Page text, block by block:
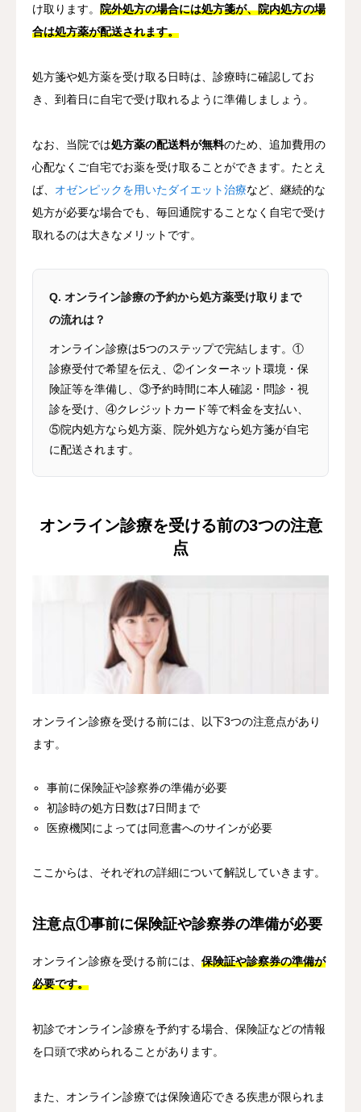
け取ります。 院外処方の場合には処方箋が、院内処方の場
合は処方薬が配送されます。
処方箋や処方薬を受け取る日時は、診療時に確認してお
き、到着日に自宅で受け取れるように準備しましょう。
なお、当院では処方薬の配送料が無料のため、追加費用の
心配なくご自宅でお薬を受け取ることができます。たとえ
ば、 オゼンピックを用いたダイエット治療など、継続的な
処方が必要な場合でも、毎回通院することなく自宅で受け
取れるのは大きなメリットです。
Q. オンライン診療の予約から処方薬受け取りまで
の流れは？
オンライン診療は5つのステップで完結します。①
診療受付で希望を伝え、②インターネット環境・保
険証等を準備し、③予約時間に本人確認・問診・視
診を受け、④クレジットカード等で料金を支払い、
⑤院内処方なら処方薬、院外処方なら処方箋が自宅
に配送されます。
オンライン診療を受ける前の3つの注意
点
オンライン診療を受ける前には、以下3つの注意点があり
ます。
事前に保険証や診察券の準備が必要
初診時の処方日数は7日間まで
医療機関によっては同意書へのサインが必要
ここからは、それぞれの詳細について解説していきます。
注意点①事前に保険証や診察券の準備が必要
オンライン診療を受ける前には、 保険証や診察券の準備が
必要です。
初診でオンライン診療を予約する場合、保険証などの情報
を口頭で求められることがあります。
また、オンライン診療では保険適応できる疾患が限られま